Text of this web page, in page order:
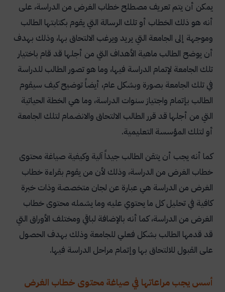
يمكن أن يتم تعريف مصطلح خطاب الغرض من الدراسة، على
أنه هو ذلك الخطاب أو تلك الرسالة التي يقوم بكتابتها الطالب
وموجهة إلى الجامعة التي يريد ويرغب الالتحاق بها، وذلك بهدف
أن يوضح الطالب ماهية الأهداف التي من أجلها قد قام باختيار
تلك الجامعة لإتمام الدراسة فيها، وما هو تصور الطالب للدراسة
في تلك الجامعة بصورة وبشكل عام، أيضاً توضيح كيف سيقوم
الطالب بإتمام واجتياز سنوات الدراسة، وما هي الخطة الحياتية
التي من أجلها قد قرر الطالب الالتحاق والانضمام لتلك الجامعة
أو لتلك المؤسسة التعليمية.
كما أنه يجب أن يتقن الطالب جيداً آلية وكيفية صياغة محتوى
خطاب الغرض من الدراسة، وذلك لأن من يقوم بقراءة خطاب
الغرض من الدراسة هي عبارة عن لجان متخصصة وذات خبرة
كافية في تحليل كل ما يحتوي عليه وما يشمله محتوى خطاب
الغرض من الدراسة، كما أنه بالإضافة لباقي ومختلف الأوراق التي
قد قدمها الطالب بشكل فعلي للجامعة وذلك بهدف الحصول
على القبول للالتحاق بها وإتمام مراحل الدراسة فيها.
أسس يجب مراعاتها في صياغة محتوى خطاب الغرض